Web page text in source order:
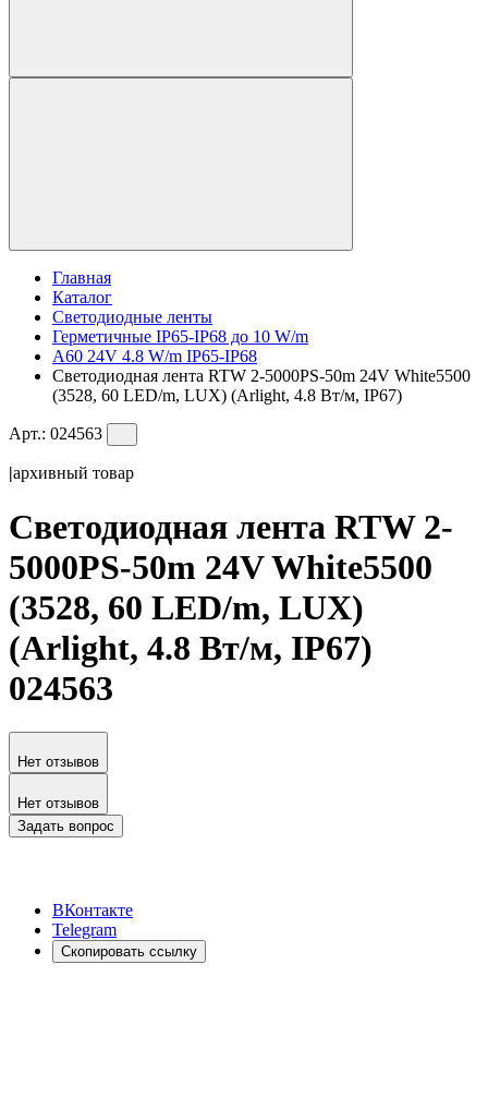
Главная
Каталог
Светодиодные ленты
Герметичные IP65-IP68 до 10 W/m
A60 24V 4.8 W/m IP65-IP68
Светодиодная лента RTW 2-5000PS-50m 24V White5500
(3528, 60 LED/m, LUX) (Arlight, 4.8 Вт/м, IP67)
Арт.: 024563
|архивный товар
Светодиодная лента RTW 2-
5000PS-50m 24V White5500
(3528, 60 LED/m, LUX)
(Arlight, 4.8 Вт/м, IP67)
024563
Нет отзывов
Нет отзывов
Задать вопрос
ВКонтакте
Telegram
Скопировать ссылку